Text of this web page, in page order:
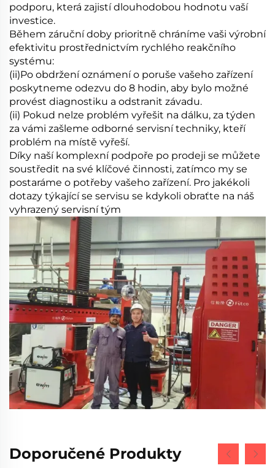
podporu, která zajistí dlouhodobou hodnotu vaší
investice.
Během záruční doby prioritně chráníme vaši výrobní
efektivitu prostřednictvím rychlého reakčního
systému:
(ii)Po obdržení oznámení o poruše vašeho zařízení
poskytneme odezvu do 8 hodin, aby bylo možné
provést diagnostiku a odstranit závadu.
(ii) Pokud nelze problém vyřešit na dálku, za týden
za vámi zašleme odborné servisní techniky, kteří
problém na místě vyřeší.
Díky naší komplexní podpoře po prodeji se můžete
soustředit na své klíčové činnosti, zatímco my se
postaráme o potřeby vašeho zařízení. Pro jakékoli
dotazy týkající se servisu se kdykoli obraťte na náš
vyhrazený servisní tým
Doporučené Produkty